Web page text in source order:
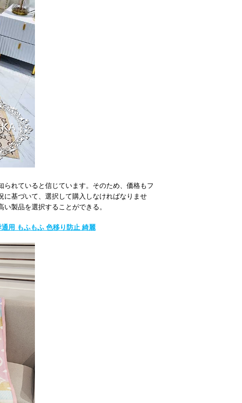
れていると信じています。そのため、価格もフ
に基づいて、選択して購入しなければなりませ
製品を選択することができる。
用 もふもふ 色移り防止 綺麗